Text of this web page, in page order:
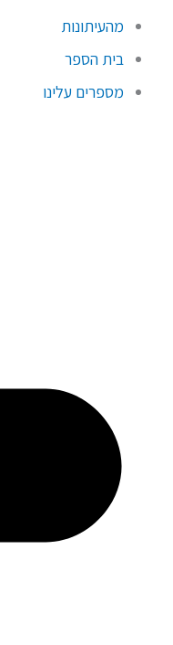
מהעיתונות
בית הספר
מספרים עלינו